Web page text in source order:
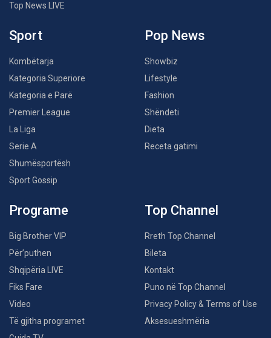
Top News LIVE
Sport
Kombëtarja
Kategoria Superiore
Kategoria e Parë
Premier League
La Liga
Serie A
Shumësportësh
Sport Gossip
Pop News
Showbiz
Lifestyle
Fashion
Shëndeti
Dieta
Receta gatimi
Programe
Big Brother VIP
Për’puthen
Shqipëria LIVE
Fiks Fare
Video
Të gjitha programet
Top Channel
Rreth Top Channel
Bileta
Kontakt
Puno në Top Channel
Privacy Policy & Terms of Use
Aksesueshmëria